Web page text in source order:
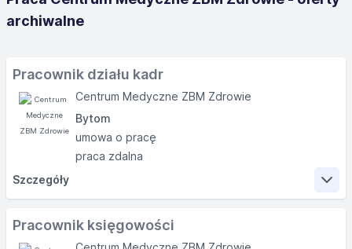
archiwalne
Pracownik działu kadr
Centrum Medyczne ZBM Zdrowie
Bytom
umowa o pracę
praca zdalna
Szczegóły
Zakres obowiązków
Pracownik księgowości